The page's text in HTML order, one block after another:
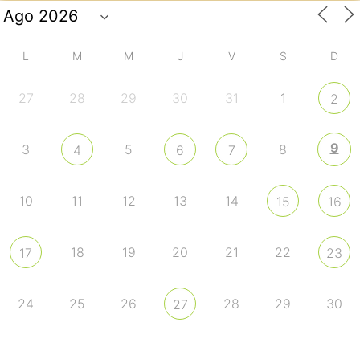
L M M J V S D
27 28 29 30 31 1 2
3 4 5 6 7 8 9
10 11 12 13 14 15 16
17 18 19 20 21 22 23
24 25 26 27 28 29 30